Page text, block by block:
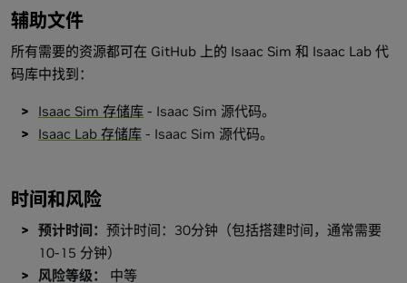
辅助文件
所有需要的资源都可在 GitHub 上的 Isaac Sim 和 Isaac Lab 代
码库中找到：
Isaac Sim 存储库 - Isaac Sim 源代码。
Isaac Lab 存储库 - Isaac Sim 源代码。
时间和风险
预计时间： 预计时间：30分钟（包括搭建时间，通常需要
10-15 分钟）
风险等级：
中等